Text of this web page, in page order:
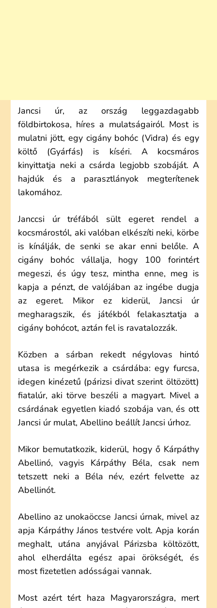
Jancsi úr, az ország leggazdagabb
földbirtokosa, híres a mulatságairól. Most is
mulatni jött, egy cigány bohóc (Vidra) és egy
költő (Gyárfás) is kíséri. A kocsmáros
kinyittatja neki a csárda legjobb szobáját. A
hajdúk és a parasztlányok megterítenek
lakomához.
Janccsi úr tréfából sült egeret rendel a
kocsmárostól, aki valóban elkészíti neki, körbe
is kínálják, de senki se akar enni belőle. A
cigány bohóc vállalja, hogy 100 forintért
megeszi, és úgy tesz, mintha enne, meg is
kapja a pénzt, de valójában az ingébe dugja
az egeret. Mikor ez kiderül, Jancsi úr
megharagszik, és játékból felakasztatja a
cigány bohócot, aztán fel is ravatalozzák.
Közben a sárban rekedt négylovas hintó
utasa is megérkezik a csárdába: egy furcsa,
idegen kinézetű (párizsi divat szerint öltözött)
fiatalúr, aki törve beszéli a magyart. Mivel a
csárdának egyetlen kiadó szobája van, és ott
Jancsi úr mulat, Abellino beállít Jancsi úrhoz.
Mikor bemutatkozik, kiderül, hogy ő Kárpáthy
Abellinó, vagyis Kárpáthy Béla, csak nem
tetszett neki a Béla név, ezért felvette az
Abellinót.
Abellino az unokaöccse Jancsi úrnak, mivel az
apja Kárpáthy János testvére volt. Apja korán
meghalt, utána anyjával Párizsba költözött,
ahol elherdálta egész apai örökségét, és
most fizetetlen adósságai vannak.
Most azért tért haza Magyarországra, mert